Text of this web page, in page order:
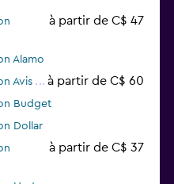
à partir de C$ 47
Alamo
Avis
à partir de C$ 60
Budget
Dollar
à partir de C$ 37